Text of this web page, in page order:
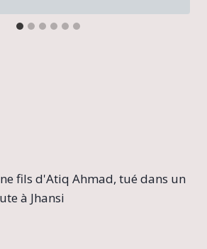
fils d'Atiq Ahmad, tué dans un
à Jhansi